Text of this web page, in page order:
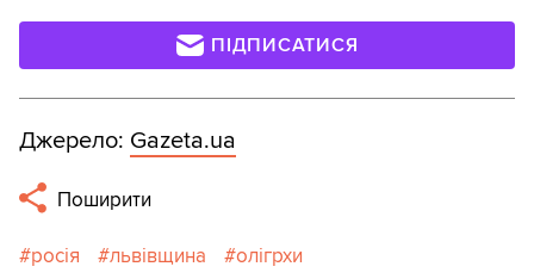
ПІДПИСАТИСЯ
Джерело: Gazeta.ua
Поширити
росія львівщина олігрхи